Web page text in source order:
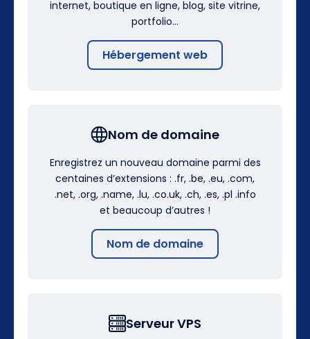
internet, boutique en ligne, blog, site vitrine,
portfolio…
Hébergement web
Nom de domaine
Enregistrez un nouveau domaine parmi des
centaines d’extensions : .fr, .be, .eu, .com,
.net, .org, .name, .lu, .co.uk, .ch, .es, .pl .info
et beaucoup d’autres !
Nom de domaine
Serveur VPS